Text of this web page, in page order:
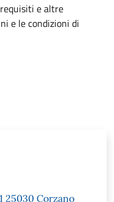
e altre
e le condizioni di
25030 Corzano